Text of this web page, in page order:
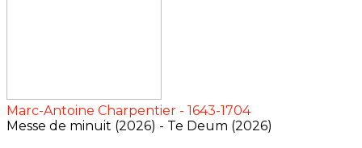
Marc-Antoine Charpentier - 1643-1704
Messe de minuit (2026) - Te Deum (2026)